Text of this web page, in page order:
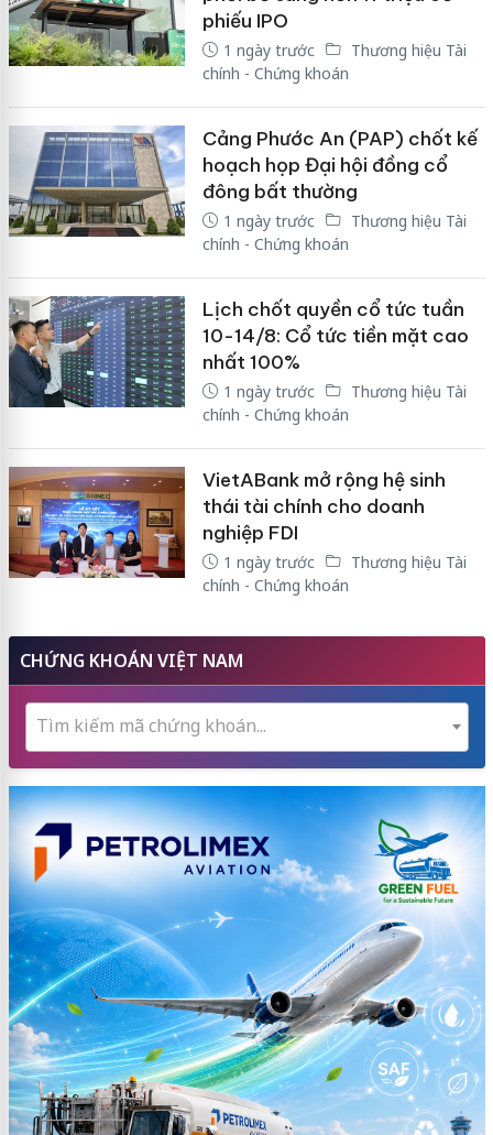
phiếu IPO
1 ngày trước
Thương hiệu Tài
chính - Chứng khoán
Cảng Phước An (PAP) chốt kế
hoạch họp Đại hội đồng cổ
đông bất thường
1 ngày trước
Thương hiệu Tài
chính - Chứng khoán
Lịch chốt quyền cổ tức tuần
10-14/8: Cổ tức tiền mặt cao
nhất 100%
1 ngày trước
Thương hiệu Tài
chính - Chứng khoán
VietABank mở rộng hệ sinh
thái tài chính cho doanh
nghiệp FDI
1 ngày trước
Thương hiệu Tài
chính - Chứng khoán
CHỨNG KHOÁN VIỆT NAM
Tìm kiếm mã chứng khoán...